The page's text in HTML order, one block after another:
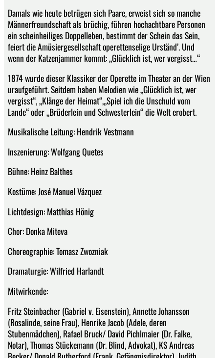
Damals wie heute betrügen sich Paare, erweist sich so manche
Männerfreundschaft als brüchig, führen hochachtbare Personen
ein scheinheiliges Doppelleben, bestimmt der Schein das Sein,
feiert die Amüsiergesellschaft operettenselige Urständ’. Und
wenn der Katzenjammer kommt: „Glücklich ist, wer vergisst…“
1874 wurde dieser Klassiker der Operette im Theater an der Wien
uraufgeführt. Seitdem haben Melodien wie „Glücklich ist, wer
vergisst“, „Klänge der Heimat“,„Spiel ich die Unschuld vom
Lande“ oder „Brüderlein und Schwesterlein“ die Welt erobert.
Musikalische Leitung: Hendrik Vestmann
Inszenierung: Wolfgang Quetes
Bühne: Heinz Balthes
Kostüme: José Manuel Vázquez
Lichtdesign: Matthias Hönig
Chor: Donka Miteva
Choreographie: Tomasz Zwozniak
Dramaturgie: Wilfried Harlandt
Mitwirkende:
Fritz Steinbacher (Gabriel v. Eisenstein), Annette Johansson
(Rosalinde, seine Frau), Henrike Jacob (Adele, deren
Stubenmädchen), Rafael Bruck/ David Pichlmaier (Dr. Falke,
Notar), Thomas Stückemann (Dr. Blind, Advokat), KS Andreas